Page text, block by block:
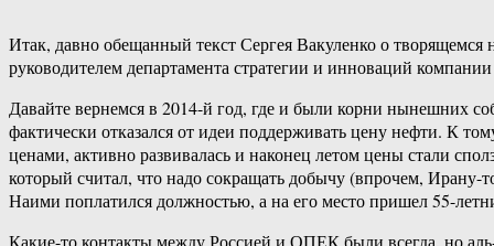
Итак, давно обещанный текст Сергея Вакуленко о
руководителем департамента стратегии и инноваций
Давайте вернемся в 2014-й год, где и были корни нынешних
фактически отказался от идеи поддерживать цену нефти. К
ценами, активно развивалась и наконец летом цены стали
который считал, что надо сокращать добычу (впрочем, Ирану-
Наими поплатился должностью, а на его место пришел 55-